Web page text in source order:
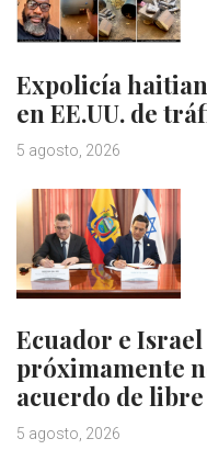
Expolicía
en EE.UU. de
5 agosto, 2026
Ecuador e
próximamente
acuerdo de
5 agosto, 2026